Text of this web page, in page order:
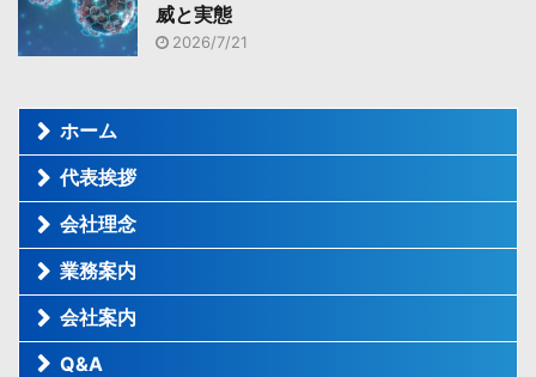
威と実態
2026/7/21
ホーム
代表挨拶
会社理念
業務案内
会社案内
Q&A